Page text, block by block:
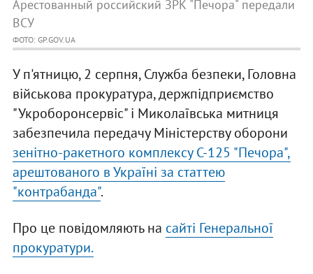
Арестованный российский ЗРК "Печора" передали
ВСУ
ФОТО: GP.GOV.UA
У п'ятницю, 2 серпня, Служба безпеки, Головна
військова прокуратура, держпідприємство
"Укроборонсервіс" і Миколаївська митниця
забезпечила передачу Міністерству оборони
зенітно-ракетного комплексу С-125 "Печора",
арештованого в Україні за статтею
"контрабанда".
Про це повідомляють на сайті Генеральної
прокуратури.